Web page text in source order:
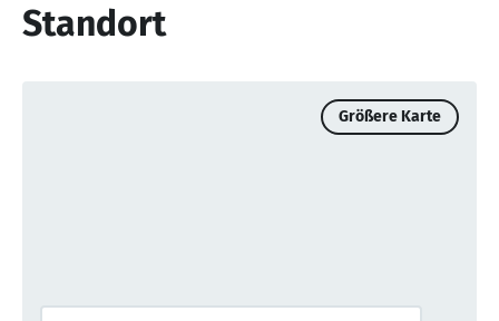
Standort
Größere Karte